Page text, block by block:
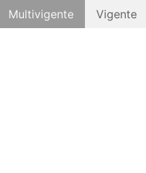
Multivigente Vigente